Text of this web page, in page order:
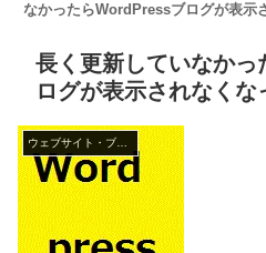
なかったらWordPressブログが表示
長く更新していなか
ログが表示されなくな
ウェブサイト・ブログ作成